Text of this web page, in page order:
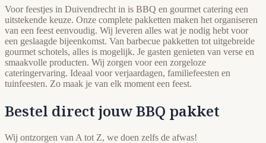
Voor feestjes in Duivendrecht in is BBQ en gourmet catering een
uitstekende keuze. Onze complete pakketten maken het organiseren
van een feest eenvoudig. Wij leveren alles wat je nodig hebt voor
een geslaagde bijeenkomst. Van barbecue pakketten tot uitgebreide
gourmet schotels, alles is mogelijk. Je gasten genieten van verse en
smaakvolle producten. Wij zorgen voor een zorgeloze
cateringervaring. Ideaal voor verjaardagen, familiefeesten en
tuinfeesten. Zo maak je van elk moment een feest.
Bestel direct jouw BBQ pakket
Wij ontzorgen van A tot Z, we doen zelfs de afwas!